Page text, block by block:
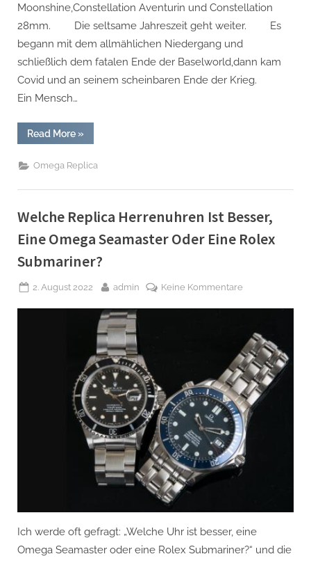
Moonshine,Constellation Aventurin und Constellation
28mm. Die seltsame Jahreszeit geht weiter. Es
begann mit dem allmählichen Niedergang und
schließlich dem fatalen Ende der Baselworld,dann kam
Covid und an seinem scheinbaren Ende der Krieg.
Ein Mensch…
Read More“Neues
Aus
Omega
Uhren
Nachnahme
Für
2022”
»
Omega Replica
Welche Replica Herrenuhren Ist Besser,
Eine Omega Seamaster Oder Eine Rolex
Submariner?
Posted
2. August 2022 By
admin Keine Kommentare
Herrenuhren
Ist
Besser,
Eine
Omega
Seamaster
Oder
Eine
Rolex
Ich werde oft gefragt: „Welche Uhr ist besser, eine
Omega Seamaster oder eine Rolex Submariner?“ und die